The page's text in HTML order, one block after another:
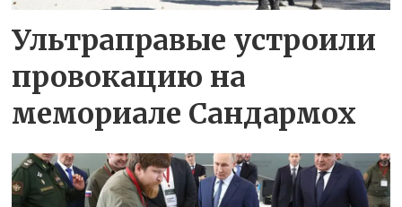
Ультраправые устроили
провокацию на
мемориале Сандармох